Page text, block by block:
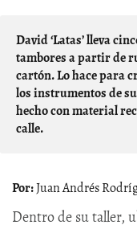
David ‘Latas’ lleva cinco años fabricando guitarras, bajos y
tambores a partir de
cartón. Lo hace para
los instrumentos de
hecho con material
calle.
Juan Andrés
Dentro de su taller,